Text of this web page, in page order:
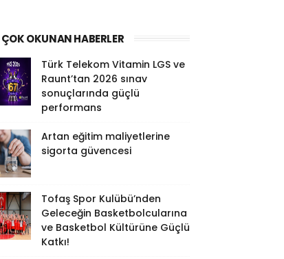
ÇOK OKUNAN HABERLER
Türk Telekom Vitamin LGS ve
Raunt’tan 2026 sınav
sonuçlarında güçlü
performans
Artan eğitim maliyetlerine
sigorta güvencesi
Tofaş Spor Kulübü’nden
Geleceğin Basketbolcularına
ve Basketbol Kültürüne Güçlü
Katkı!